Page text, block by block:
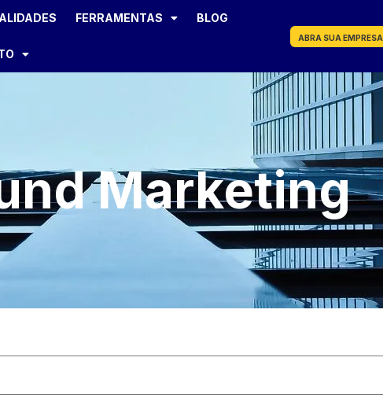
FERRAMENTAS BLOG
ABRA SUA EMPRESA
Marketing